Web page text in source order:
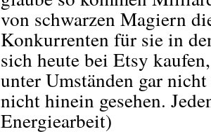
von schwarzen Magiern
Konkurrenten für sie in
sich heute bei Etsy
unter Umständen gar
nicht hinein gesehen.
Energiearbeit)